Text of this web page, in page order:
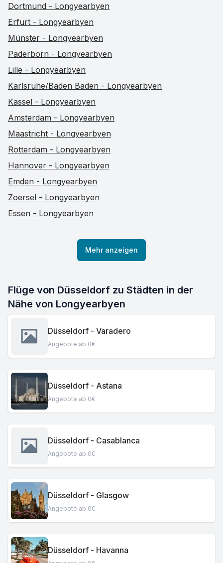
Dortmund - Longyearbyen
Erfurt - Longyearbyen
Münster - Longyearbyen
Paderborn - Longyearbyen
Lille - Longyearbyen
Karlsruhe/Baden Baden - Longyearbyen
Kassel - Longyearbyen
Amsterdam - Longyearbyen
Maastricht - Longyearbyen
Rotterdam - Longyearbyen
Hannover - Longyearbyen
Emden - Longyearbyen
Zoersel - Longyearbyen
Essen - Longyearbyen
Mehr anzeigen
Flüge von Düsseldorf zu Städten in der
Nähe von Longyearbyen
Düsseldorf - Varadero
Angebote ab 0€
Düsseldorf - Astana
Angebote ab 0€
Düsseldorf - Casablanca
Angebote ab 0€
Düsseldorf - Glasgow
Angebote ab 0€
Düsseldorf - Havanna